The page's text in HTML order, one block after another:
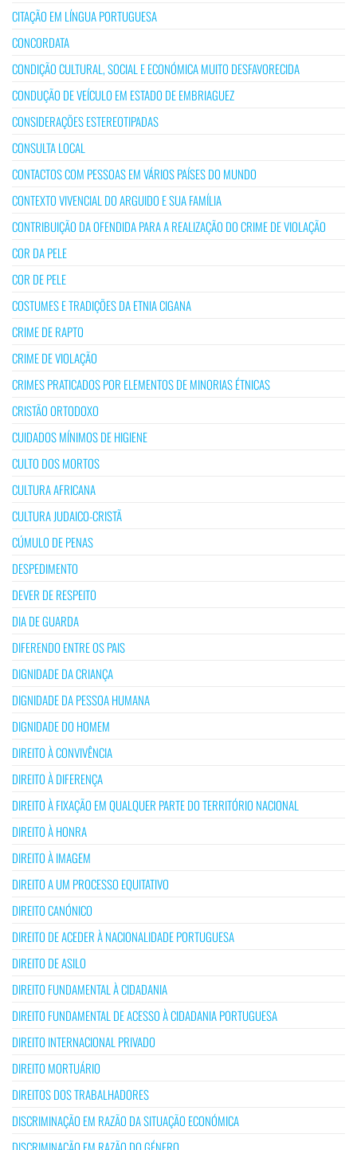
CITAÇÃO EM LÍNGUA PORTUGUESA
CONCORDATA
CONDIÇÃO CULTURAL, SOCIAL E ECONÓMICA MUITO DESFAVORECIDA
CONDUÇÃO DE VEÍCULO EM ESTADO DE EMBRIAGUEZ
CONSIDERAÇÕES ESTEREOTIPADAS
CONSULTA LOCAL
CONTACTOS COM PESSOAS EM VÁRIOS PAÍSES DO MUNDO
CONTEXTO VIVENCIAL DO ARGUIDO E SUA FAMÍLIA
CONTRIBUIÇÃO DA OFENDIDA PARA A REALIZAÇÃO DO CRIME DE VIOLAÇÃO
COR DA PELE
COR DE PELE
COSTUMES E TRADIÇÕES DA ETNIA CIGANA
CRIME DE RAPTO
CRIME DE VIOLAÇÃO
CRIMES PRATICADOS POR ELEMENTOS DE MINORIAS ÉTNICAS
CRISTÃO ORTODOXO
CUIDADOS MÍNIMOS DE HIGIENE
CULTO DOS MORTOS
CULTURA AFRICANA
CULTURA JUDAICO-CRISTÃ
CÚMULO DE PENAS
DESPEDIMENTO
DEVER DE RESPEITO
DIA DE GUARDA
DIFERENDO ENTRE OS PAIS
DIGNIDADE DA CRIANÇA
DIGNIDADE DA PESSOA HUMANA
DIGNIDADE DO HOMEM
DIREITO À CONVIVÊNCIA
DIREITO À DIFERENÇA
DIREITO À FIXAÇÃO EM QUALQUER PARTE DO TERRITÓRIO NACIONAL
DIREITO À HONRA
DIREITO À IMAGEM
DIREITO A UM PROCESSO EQUITATIVO
DIREITO CANÓNICO
DIREITO DE ACEDER À NACIONALIDADE PORTUGUESA
DIREITO DE ASILO
DIREITO FUNDAMENTAL À CIDADANIA
DIREITO FUNDAMENTAL DE ACESSO À CIDADANIA PORTUGUESA
DIREITO INTERNACIONAL PRIVADO
DIREITO MORTUÁRIO
DIREITOS DOS TRABALHADORES
DISCRIMINAÇÃO EM RAZÃO DA SITUAÇÃO ECONÓMICA